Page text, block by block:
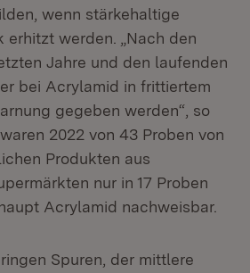
wenn stärkehaltige
erhitzt werden. „Nach den
Jahre und den laufenden
bei Acrylamid in frittiertem
gegeben werden“, so
2022 von 43 Proben von
Produkten aus
nur in 17 Proben
Acrylamid nachweisbar.
Spuren, der mittlere